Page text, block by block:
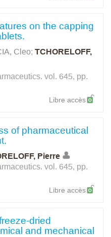
on the capping
Cleo; TCHORELOFF,
vol. 645, pp.
Libre accès
of pharmaceutical
Pierre
vol. 645, pp.
Libre accès
dried
and mechanical